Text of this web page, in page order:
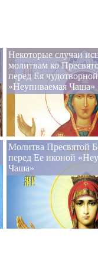
Некоторые случаи
молитвам ко
перед Ея
«Неупиваемая Чаша»
Молитва Пресвятой
перед Ее иконой
Чаша»